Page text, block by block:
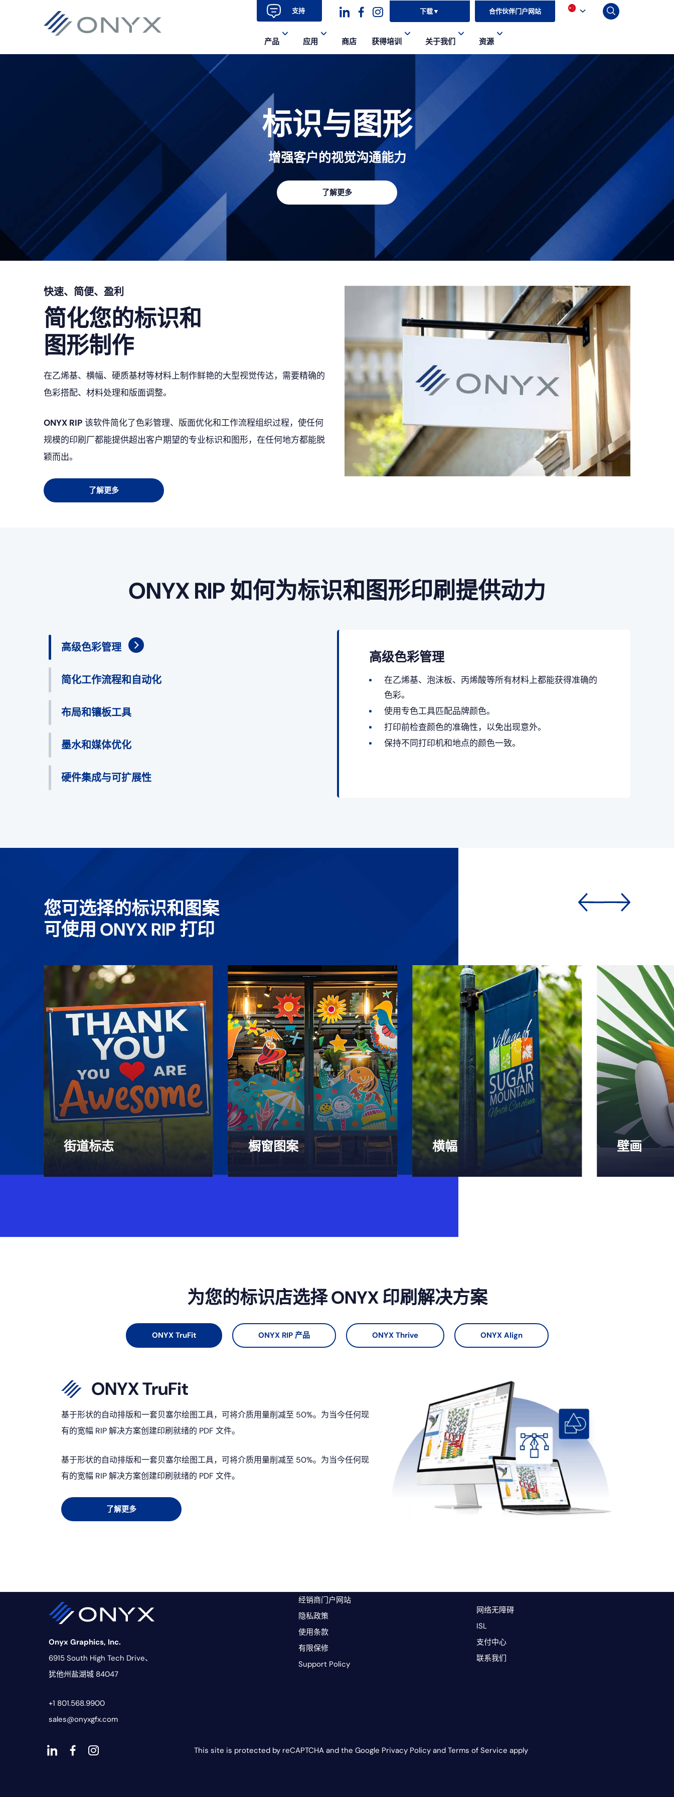
支持
Dashicons-
linkedin
dashicons-
facebook-
dashicons-
instagram
下载▼ 合作伙伴门户网站
产品 应用 商店 获得培训 关于我们 资源
标识与图形
增强客户的视觉沟通能力
了解更多
快速、简便、盈利
简化您的标识和
图形制作
在乙烯基、横幅、硬质基材等材料上制作鲜艳的大型视觉传达，需要精确的
色彩搭配、材料处理和版面调整。
ONYX RIP 该软件简化了色彩管理、版面优化和工作流程组织过程，使任何
规模的印刷厂都能提供超出客户期望的专业标识和图形，在任何地方都能脱
颖而出。
了解更多
ONYX RIP 如何为标识和图形印刷提供动力
高级色彩管理
简化工作流程和自动化
布局和镶板工具
墨水和媒体优化
硬件集成与可扩展性
高级色彩管理
在乙烯基、泡沫板、丙烯酸等所有材料上都能获得准确的
色彩。
使用专色工具匹配品牌颜色。
打印前检查颜色的准确性，以免出现意外。
保持不同打印机和地点的颜色一致。
您可选择的标识和图案
可使用 ONYX RIP 打印
街道标志 橱窗图案 横幅 壁画
为您的标识店选择 ONYX 印刷解决方案
ONYX TruFit ONYX RIP 产品 ONYX Thrive ONYX Align
ONYX TruFit
基于形状的自动排版和一套贝塞尔绘图工具，可将介质用量削减至 50%。为当今任何现
有的宽幅 RIP 解决方案创建印刷就绪的 PDF 文件。
基于形状的自动排版和一套贝塞尔绘图工具，可将介质用量削减至 50%。为当今任何现
有的宽幅 RIP 解决方案创建印刷就绪的 PDF 文件。
了解更多
Onyx Graphics, Inc.
6915 South High Tech Drive、
犹他州盐湖城 84047
+1 801.568.9900
sales@onyxgfx.com
经销商门户网站
隐私政策
使用条款
有限保修
Support Policy
网络无障碍
ISL
支付中心
联系我们
This site is protected by reCAPTCHA and the Google Privacy Policy and Terms of Service apply